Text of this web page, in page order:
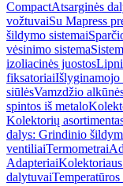
CompactAtsarginės
vožtuvaiSu Mapress
šildymo sistemai
vėsinimo sistema
izoliacinės juostos
fiksatoriaiIšlyginamojo
siūlėsVamzdžio
spintos iš metalo
Kolektorių
dalys: Grindinio
ventiliaiTermometrai
Adapteriai
dalytuvai